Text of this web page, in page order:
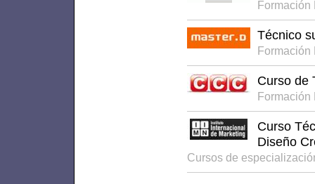
Formación
Técnico
Curso de
Formación
Curso
Diseño
Cursos de